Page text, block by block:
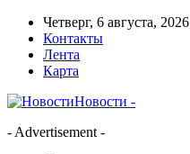
Четверг, 6 августа, 2026
Контакты
Лента
Карта
Новости -
- Advertisement -